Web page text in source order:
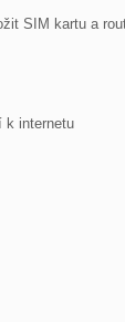
SIM kartu a
k internetu